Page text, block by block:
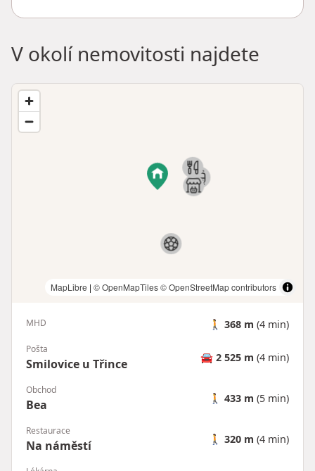
V okolí nemovitosti najdete
MapLibre | © OpenMapTiles© OpenStreetMap contributors
MHD 🚶 368 m (4 min)
Pošta
Smilovice u Třince 🚘 2 525 m (4 min)
Obchod
Bea 🚶 433 m (5 min)
Restaurace
Na náměstí 🚶 320 m (4 min)